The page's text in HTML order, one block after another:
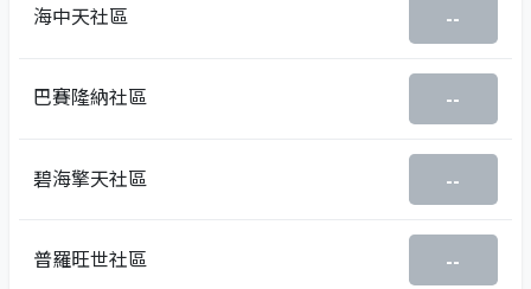
海中天社區 --
巴賽隆納社區 --
碧海擎天社區 --
普羅旺世社區 --